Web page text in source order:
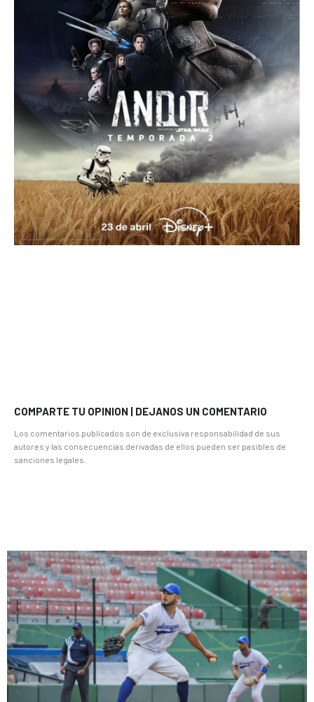
COMPARTE TU OPINION | DEJANOS UN COMENTARIO
Los comentarios publicados son de exclusiva responsabilidad de sus
autores y las consecuencias derivadas de ellos pueden ser pasibles de
sanciones legales.